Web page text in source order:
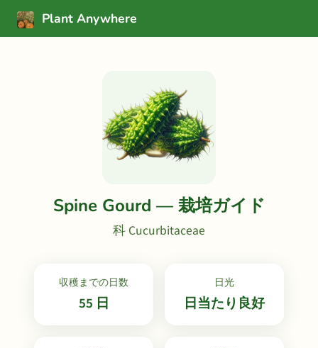
Plant Anywhere
Spine Gourd — 栽培ガイド
科 Cucurbitaceae
収穫までの日数
55 日
日光
日当たり良好